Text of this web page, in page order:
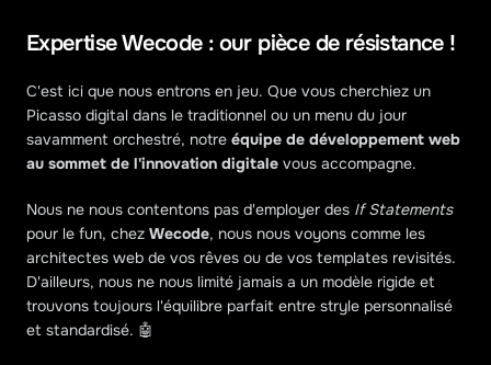
Expertise Wecode : our pièce de résistance !
C'est ici que nous entrons en jeu. Que vous cherchiez un
Picasso digital dans le traditionnel ou un menu du jour
savamment orchestré, notre équipe de développement web
au sommet de l'innovation digitale vous accompagne.
Nous ne nous contentons pas d'employer des If Statements
pour le fun, chez Wecode, nous nous voyons comme les
architectes web de vos rêves ou de vos templates revisités.
D'ailleurs, nous ne nous limité jamais a un modèle rigide et
trouvons toujours l'équilibre parfait entre stryle personnalisé
et standardisé. 🤖